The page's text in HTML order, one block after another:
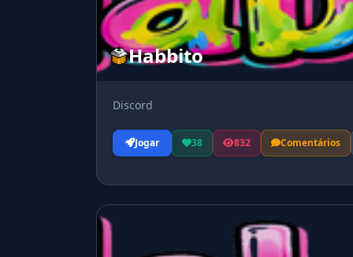
Habbito
Discord
Jogar 38 832 Comentários